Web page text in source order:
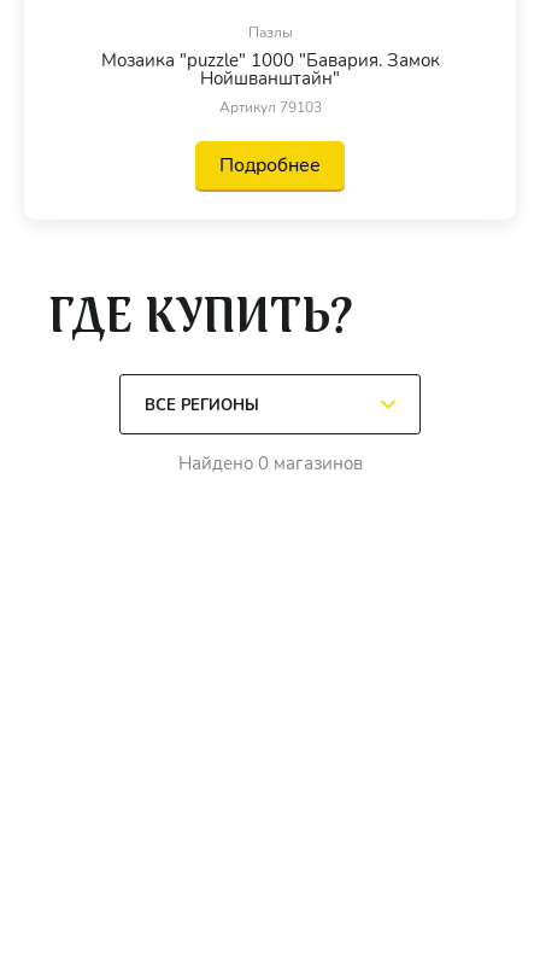
Пазлы
Мозаика "puzzle" 1000 "Бавария. Замок
Нойшванштайн"
Артикул 79103
Подробнее
ГДЕ КУПИТЬ?
Найдено 0 магазинов